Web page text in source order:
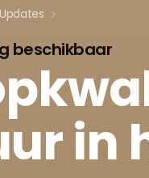
Updates
beschikbaar
in